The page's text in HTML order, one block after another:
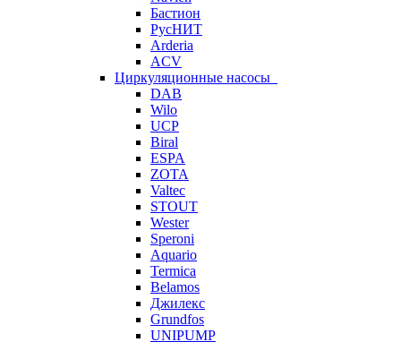
Бастион
РусНИТ
Arderia
ACV
Циркуляционные насосы
DAB
Wilo
UCP
Biral
ESPA
ZOTA
Valtec
STOUT
Wester
Speroni
Aquario
Termica
Belamos
Джилекс
Grundfos
UNIPUMP